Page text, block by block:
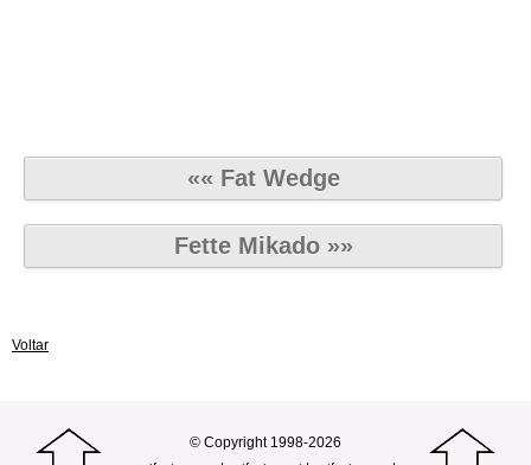
«« Fat Wedge
Fette Mikado »»
Voltar
© Copyright 1998-2026